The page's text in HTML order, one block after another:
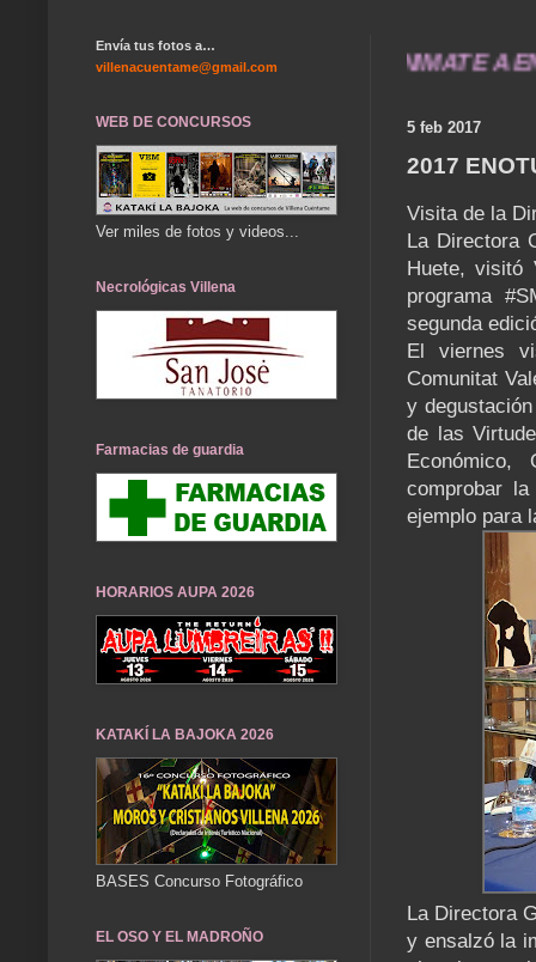
... ANÍMATE A ENVIAR
5 feb 2017
2017
Visita de la
La Directora
Huete, visitó
programa
segunda
El viernes
Comunitat
y
de las
comprobar
ejemplo para
La Directora
y ensalzó la
Envía tus fotos a…
villenacuentame@gmail.com
WEB DE CONCURSOS
Ver miles de fotos y videos...
Necrológicas Villena
Farmacias de guardia
HORARIOS AUPA 2026
KATAKÍ LA BAJOKA 2026
BASES Concurso Fotográfico
EL OSO Y EL MADROÑO